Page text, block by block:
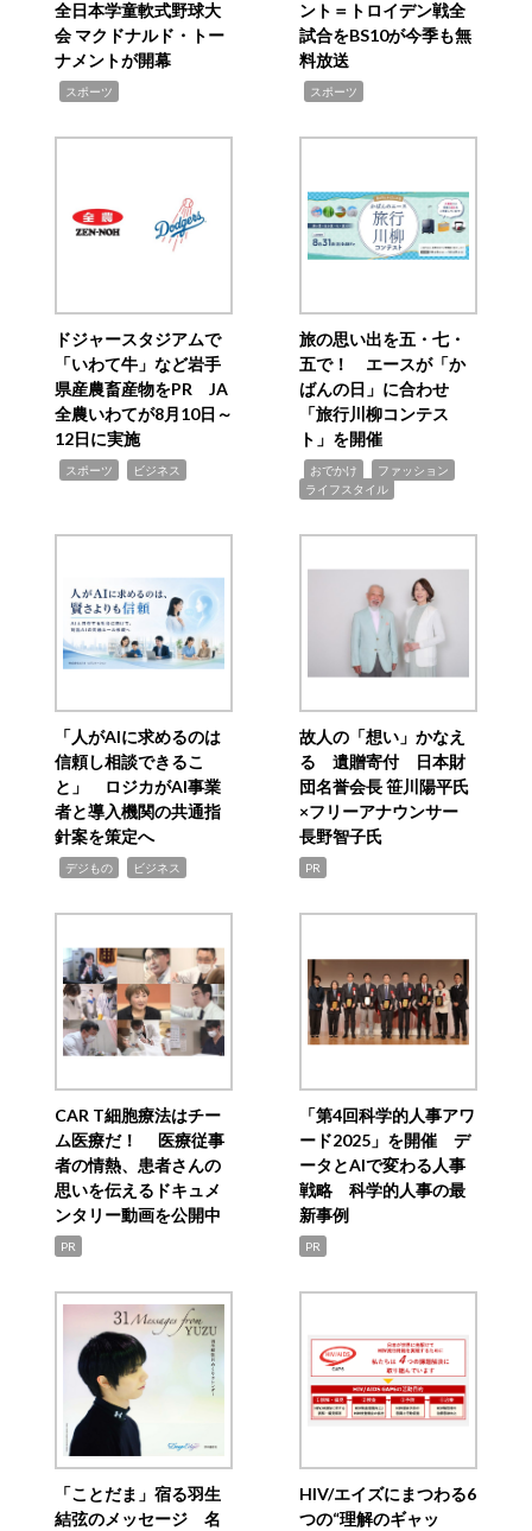
全日本学童軟式野球大
会 マクドナルド・トー
ナメントが開幕
スポーツ
ント＝トロイデン戦全
試合をBS10が今季も無
料放送
スポーツ
ドジャースタジアムで
「いわて牛」など岩手
県産農畜産物をPR JA
全農いわてが8月10日～
12日に実施
スポーツ ビジネス
旅の思い出を五・七・
五で！ エースが「か
ばんの日」に合わせ
「旅行川柳コンテス
ト」を開催
おでかけ ファッション
ライフスタイル
「人がAIに求めるのは
信頼し相談できるこ
と」 ロジカがAI事業
者と導入機関の共通指
針案を策定へ
デジもの ビジネス
故人の「想い」かなえ
る 遺贈寄付 日本財
団名誉会長 笹川陽平氏
×フリーアナウンサー
長野智子氏
PR
CAR T細胞療法はチー
ム医療だ！ 医療従事
者の情熱、患者さんの
思いを伝えるドキュメ
ンタリー動画を公開中
PR
「第4回科学的人事アワ
ード2025」を開催 デ
ータとAIで変わる人事
戦略 科学的人事の最
新事例
PR
「ことだま」宿る羽生
結弦のメッセージ 名
HIV/エイズにまつわる6
つの“理解のギャッ